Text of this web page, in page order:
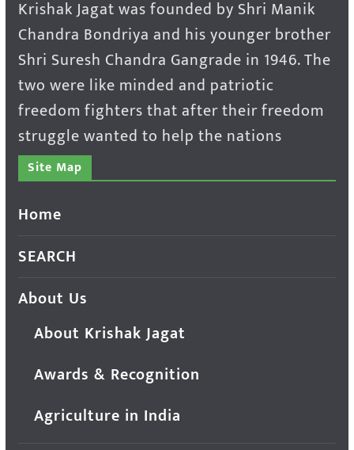
Krishak Jagat was founded by Shri Manik
Chandra Bondriya and his younger brother
Shri Suresh Chandra Gangrade in 1946. The
two were like minded and patriotic
freedom fighters that after their freedom
struggle wanted to help the nations
Site Map
Home
SEARCH
About Us
About Krishak Jagat
Awards & Recognition
Agriculture in India